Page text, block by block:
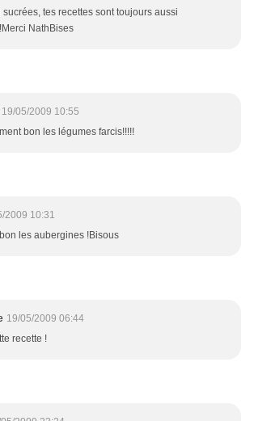
tes recettes sont toujours aussi
NathBises
19/05/2009 10:55
bon les légumes farcis!!!!!
2009 10:31
les aubergines !Bisous
19/05/2009 06:44
recette !